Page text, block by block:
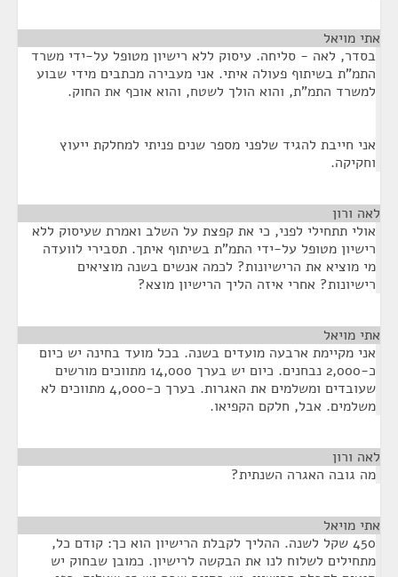
אתי מויאל
בסדר, לאה - סליחה. עיסוק ללא רישיון מטופל על-ידי משרד
התמ"ת בשיתוף פעולה איתי. אני מעבירה מכתבים מידי שבוע
למשרד התמ"ת, והוא הולך לשטח, והוא אוכף את החוק.
אני חייבת להגיד שלפני מספר שנים פניתי למחלקת ייעוץ
וחקיקה.
לאה ורון
אולי תתחילי לפני, כי את קפצת על השלב ואמרת שעיסוק ללא
רישיון מטופל על-ידי התמ"ת בשיתוף איתך. תסבירי לוועדה
מי מוציא את הרישיונות? לכמה אנשים בשנה מוציאים
רישיונות? אחרי איזה הליך הרישיון מוצא?
אתי מויאל
אני מקיימת ארבעה מועדים בשנה. בכל מועד בחינה יש כיום
כ-2,000 נבחנים. כיום יש בערך 14,000 מתווכים מורשים
שעובדים ומשלמים את האגרות. בערך כ-4,000 מתווכים לא
משלמים. אבל, חלקם הקפיאו.
לאה ורון
מה גובה האגרה השנתית?
אתי מויאל
450 שקל לשנה. ההליך לקבלת הרישיון הוא כך: קודם כל,
מתחילים לשלוח לנו את הבקשה לרישיון. כמובן שבחוק יש